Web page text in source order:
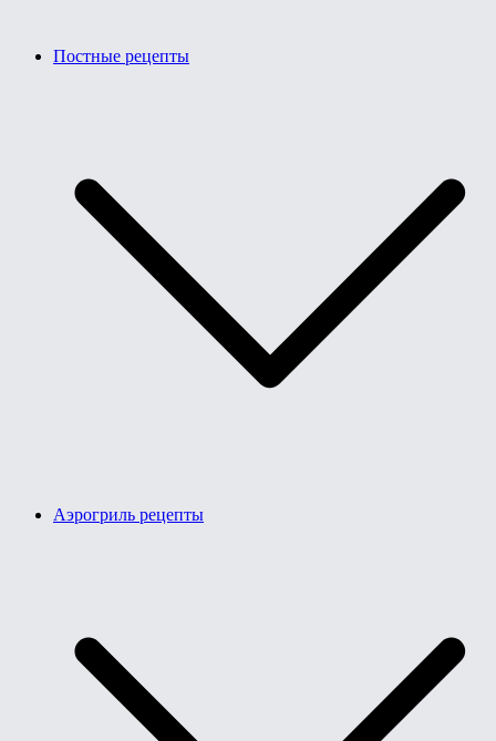
Постные рецепты
Аэрогриль рецепты